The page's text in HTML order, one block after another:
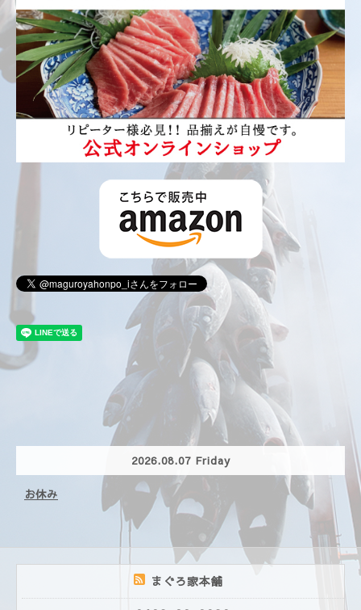
2026.08.07 Friday
お休み
まぐろ家本舗